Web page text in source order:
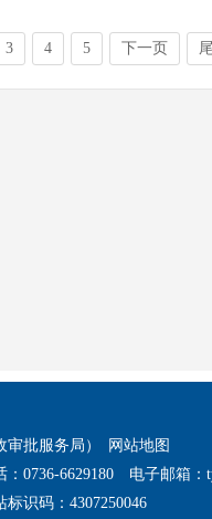
3 4 5 下一页
批服务局）
网站地图
0736-6629180
电子邮箱：
标识码：4307250046